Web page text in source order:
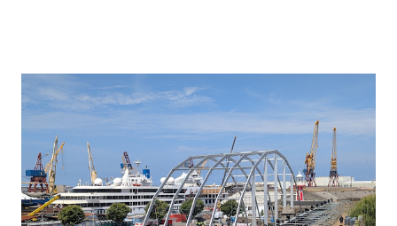
subterrâneos. O Parque da Estação Viana Shopping é grátis de
2ª a 5ª feira a partir das 20:00 (DIAS ÚTEIS)